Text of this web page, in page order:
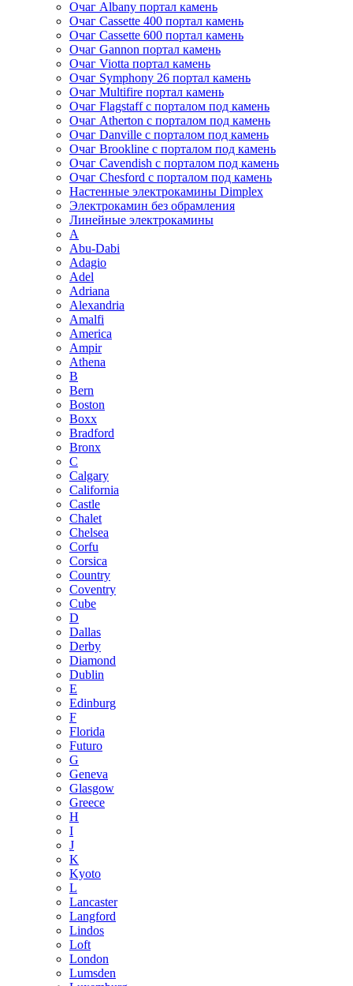
Очаг Albany портал камень
Очаг Cassette 400 портал камень
Очаг Cassette 600 портал камень
Очаг Gannon портал камень
Очаг Viotta портал камень
Очаг Symphony 26 портал камень
Очаг Multifire портал камень
Очаг Flagstaff с порталом под камень
Очаг Atherton с порталом под камень
Очаг Danville с порталом под камень
Очаг Brookline с порталом под камень
Очаг Cavendish с порталом под камень
Очаг Chesford с порталом под камень
Настенные электрокамины Dimplex
Электрокамин без обрамления
Линейные электрокамины
A
Abu-Dabi
Adagio
Adel
Adriana
Alexandria
Amalfi
America
Ampir
Athena
B
Bern
Boston
Boxx
Bradford
Bronx
C
Calgary
California
Castle
Chalet
Chelsea
Corfu
Corsica
Country
Coventry
Cube
D
Dallas
Derby
Diamond
Dublin
E
Edinburg
F
Florida
Futuro
G
Geneva
Glasgow
Greece
H
I
J
K
Kyoto
L
Lancaster
Langford
Lindos
Loft
London
Lumsden